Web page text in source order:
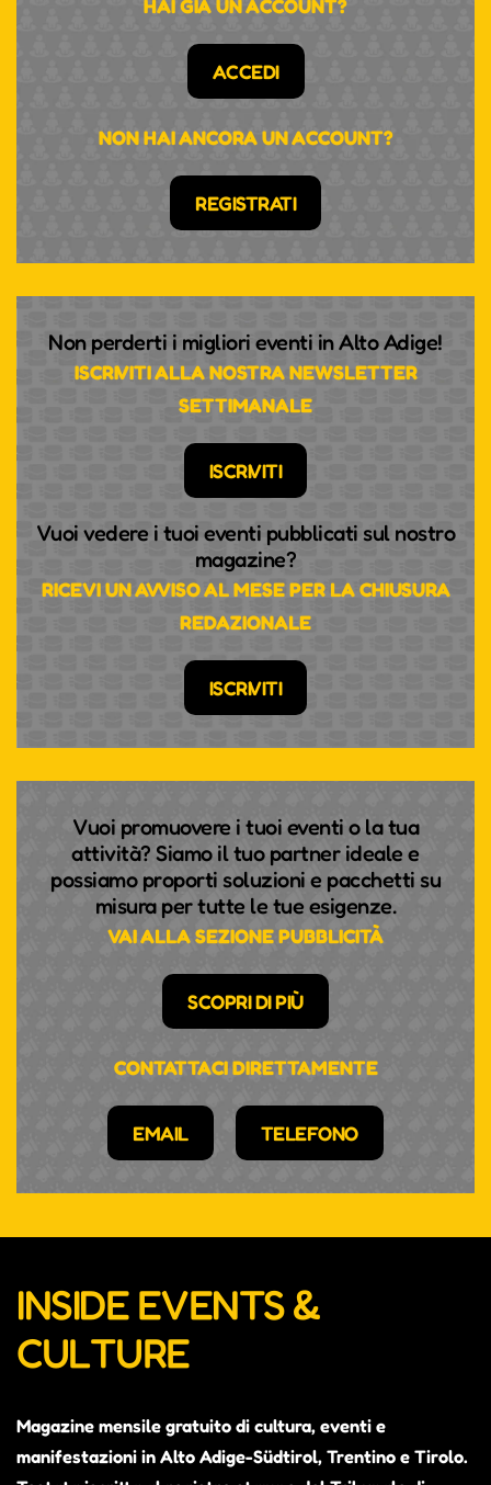
HAI GIÀ UN ACCOUNT?
ACCEDI
NON HAI ANCORA UN ACCOUNT?
REGISTRATI
Non perderti i migliori eventi in Alto Adige!
ISCRIVITI ALLA NOSTRA NEWSLETTER
SETTIMANALE
ISCRIVITI
Vuoi vedere i tuoi eventi pubblicati sul nostro
magazine?
RICEVI UN AVVISO AL MESE PER LA CHIUSURA
REDAZIONALE
ISCRIVITI
Vuoi promuovere i tuoi eventi o la tua
attività? Siamo il tuo partner ideale e
possiamo proporti soluzioni e pacchetti su
misura per tutte le tue esigenze.
VAI ALLA SEZIONE PUBBLICITÀ
SCOPRI DI PIÙ
CONTATTACI DIRETTAMENTE
EMAIL TELEFONO
INSIDE EVENTS &
CULTURE
Magazine mensile gratuito di cultura, eventi e
manifestazioni in Alto Adige-Südtirol, Trentino e Tirolo.